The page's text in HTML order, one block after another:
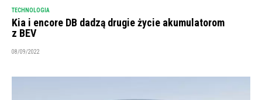
TECHNOLOGIA
Kia i encore DB dadzą drugie życie akumulatorom
z BEV
08/09/2022